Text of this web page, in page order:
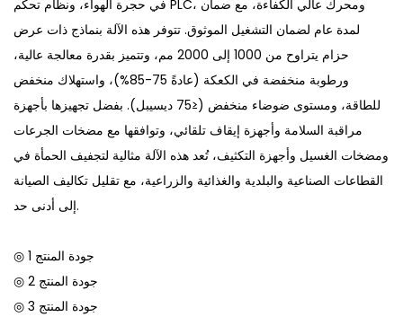
في حجرة الهواء، ونظام تحكم PLC، ومحرك عالي الكفاءة، مع ضمان
لمدة عام لضمان التشغيل الموثوق. تتوفر هذه الآلة بنماذج ذات عرض
حزام يتراوح من 1000 إلى 2000 مم، وتتميز بقدرة معالجة عالية،
ورطوبة منخفضة في الكعكة (عادةً 75-85%)، واستهلاك منخفض
للطاقة، ومستوى ضوضاء منخفض (≤75 ديسيبل). بفضل تجهيزها بأجهزة
مراقبة السلامة وأجهزة إيقاف تلقائي، وتوافقها مع مضخات الجرعات
ومضخات الغسيل وأجهزة التكثيف، تُعد هذه الآلة مثالية لتجفيف الحمأة في
القطاعات الصناعية والبلدية والغذائية والزراعية، مع تقليل تكاليف الصيانة
إلى أدنى حد.
◎ جودة المنتج 1
◎ جودة المنتج 2
◎ جودة المنتج 3